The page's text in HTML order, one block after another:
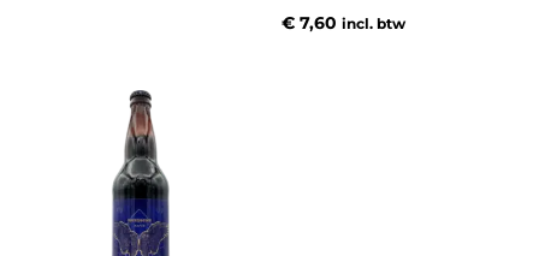
€ 7,60 incl. btw